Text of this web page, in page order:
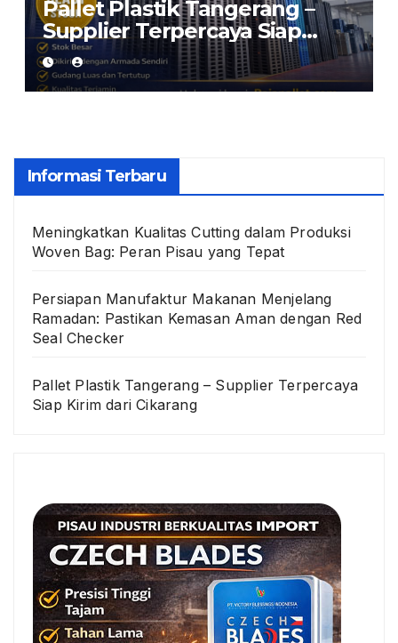
Pallet Plastik Tangerang –
Supplier Terpercaya Siap
Kirim dari Cikarang
Informasi Terbaru
Meningkatkan Kualitas Cutting dalam Produksi
Woven Bag: Peran Pisau yang Tepat
Persiapan Manufaktur Makanan Menjelang
Ramadan: Pastikan Kemasan Aman dengan Red
Seal Checker
Pallet Plastik Tangerang – Supplier Terpercaya
Siap Kirim dari Cikarang